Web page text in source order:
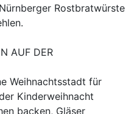
Rostbratwürste
AUF DER
Weihnachtsstadt für
Kinderweihnacht
backen, Gläser